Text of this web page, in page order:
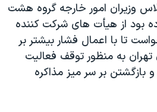
وزیران امور خارجه گروه هشت
بود از هیأت های شرکت کننده
تا با اعمال فشار بیشتر بر
تهران به منظور توقف فعالیت
بازگشتن بر سر میز مذاکره